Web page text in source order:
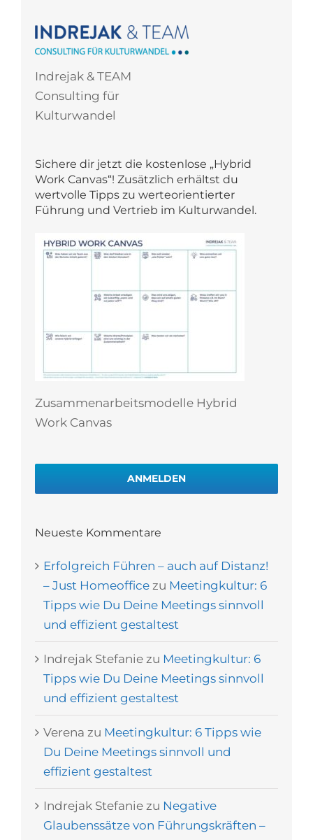
Indrejak & TEAM
Consulting für
Kulturwandel
Sichere dir jetzt die kostenlose „Hybrid
Work Canvas“! Zusätzlich erhältst du
wertvolle Tipps zu werteorientierter
Führung und Vertrieb im Kulturwandel.
Zusammenarbeitsmodelle Hybrid
Work Canvas
ANMELDEN
Neueste Kommentare
Erfolgreich Führen – auch auf Distanz!
– Just Homeoffice zu Meetingkultur: 6
Tipps wie Du Deine Meetings sinnvoll
und effizient gestaltest
Indrejak Stefanie zu Meetingkultur: 6
Tipps wie Du Deine Meetings sinnvoll
und effizient gestaltest
Verena zu Meetingkultur: 6 Tipps wie
Du Deine Meetings sinnvoll und
effizient gestaltest
Indrejak Stefanie zu Negative
Glaubenssätze von Führungskräften –